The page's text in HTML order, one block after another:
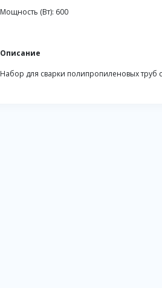
Мощность (Вт): 600
Описание
Набор для сварки полипропиленовых труб